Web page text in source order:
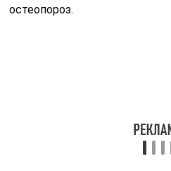
остеопороз.
вследствие малоподвижного